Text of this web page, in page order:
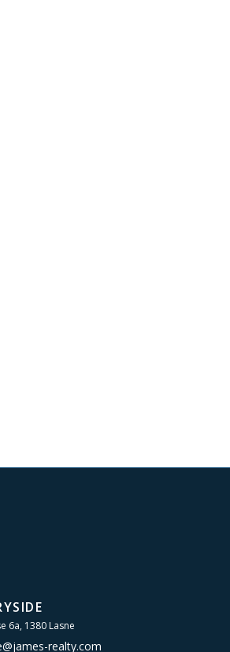
6a, 1380 Lasne
realty.com